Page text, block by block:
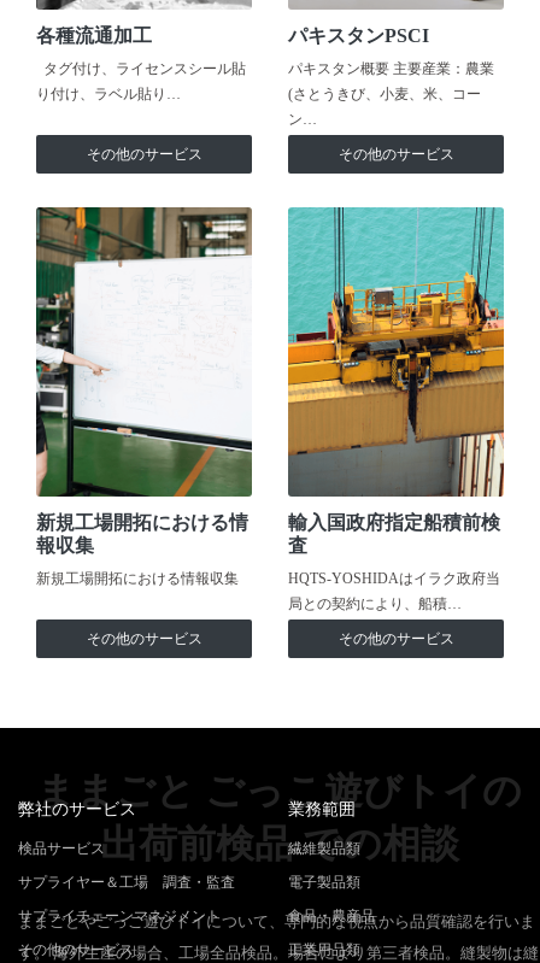
各種流通加工
タグ付け、ライセンスシール貼
り付け、ラベル貼り…
その他のサービス
パキスタンPSCI
パキスタン概要 主要産業：農業
(さとうきび、小麦、米、コー
ン…
その他のサービス
新規工場開拓における情
報収集
新規工場開拓における情報収集
その他のサービス
輸入国政府指定船積前検
査
HQTS-YOSHIDAはイラク政府当
局との契約により、船積…
その他のサービス
ままごと ごっこ遊びトイの
出荷前検品 での相談
ままごとやごっこ遊びトイについて、専門的な視点から品質確認を行いま
す。 海外生産の場合、工場全品検品。場合により第三者検品。縫製物は縫
弊社のサービス
検品サービス
サプライヤー＆工場 調査・監査
サプライチェーンマネジメント
その他のサービス
業務範囲
繊維製品類
電子製品類
食品・農産品
工業用品類